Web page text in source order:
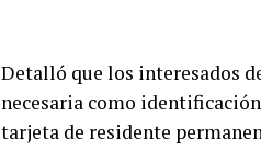
Detalló que los interesados
necesaria como
tarjeta de residente